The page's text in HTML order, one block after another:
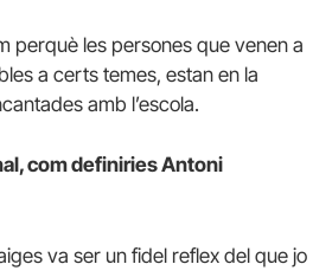
perquè les persones que venen a
a certs temes, estan en la
amb l’escola.
com definiries Antoni
va ser un fidel reflex del que jo